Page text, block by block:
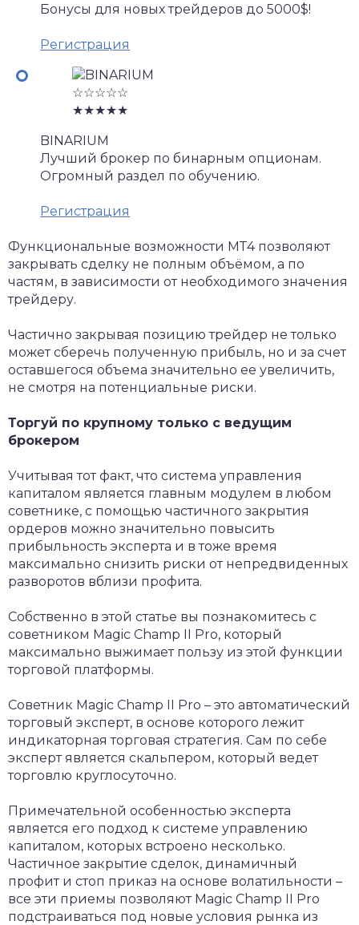
Бонусы для новых трейдеров до 5000$!
Регистрация
☆☆☆☆☆
★★★★★
BINARIUM
Лучший брокер по бинарным опционам.
Огромный раздел по обучению.
Регистрация
Функциональные возможности МТ4 позволяют
закрывать сделку не полным объёмом, а по
частям, в зависимости от необходимого значения
трейдеру.
Частично закрывая позицию трейдер не только
может сберечь полученную прибыль, но и за счет
оставшегося объема значительно ее увеличить,
не смотря на потенциальные риски.
Торгуй по крупному только с ведущим
брокером
Учитывая тот факт, что система управления
капиталом является главным модулем в любом
советнике, с помощью частичного закрытия
ордеров можно значительно повысить
прибыльность эксперта и в тоже время
максимально снизить риски от непредвиденных
разворотов вблизи профита.
Собственно в этой статье вы познакомитесь с
советником Magic Champ II Pro, который
максимально выжимает пользу из этой функции
торговой платформы.
Советник Magic Champ II Pro – это автоматический
торговый эксперт, в основе которого лежит
индикаторная торговая стратегия. Сам по себе
эксперт является скальпером, который ведет
торговлю круглосуточно.
Примечательной особенностью эксперта
является его подход к системе управлению
капиталом, которых встроено несколько.
Частичное закрытие сделок, динамичный
профит и стоп приказ на основе волатильности –
все эти приемы позволяют Magic Champ II Pro
подстраиваться под новые условия рынка из